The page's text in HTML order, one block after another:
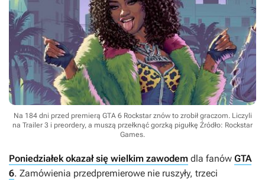
Na 184 dni przed premierą GTA 6 Rockstar znów to zrobił graczom. Liczyli
na Trailer 3 i preordery, a muszą przełknąć gorzką pigułkę Źródło: Rockstar
Games.
Poniedziałek okazał się wielkim zawodem dla fanów GTA
6. Zamówienia przedpremierowe nie ruszyły, trzeci